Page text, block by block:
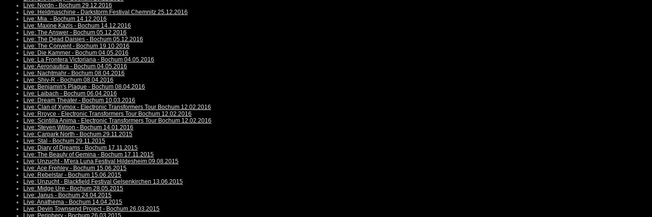
Live: Nordn - Bochum 29.12.2016
Live: Heldmaschine - Darkstorm Festival Chemnitz 25.12.2016
Live: Mia. - Bochum 14.12.2016
Live: Maxine Kazis - Bochum 14.12.2016
Live: The Answer - Bochum 05.12.2016
Live: The Dead Daisies - Bochum 05.12.2016
Live: The Convent - Bochum 19.10.2016
Live: Die Kammer - Bochum 04.05.2016
Live: La Frontera Victoriana - Bochum 04.05.2016
Live: Aeronautica - Bochum 04.05.2016
Live: Nachtmahr - Bochum 08.04.2016
Live: Shiv-R - Bochum 08.04.2016
Live: Benjamin's Plague - Bochum 08.04.2016
Live: Laibach - Bochum 06.04.2016
Live: Dream Theater - Bochum 10.03.2016
Live: Clan of Xymox - Electronic Transformers Tour Bochum 12.02.2016
Live: Rroyce - Electronic Transformers Tour Bochum 12.02.2016
Live: Scintilla Anima - Electronic Transformers Tour Bochum 12.02.2016
Live: Steven Wilson - Bochum 14.01.2016
Live: Carpark North - Bochum 29.11.2015
Live: Stal - Bochum 29.11.2015
Live: Diary of Dreams - Bochum 17.11.2015
Live: The Beauty of Gemina - Bochum 17.11.2015
Live: Unzucht - M'era Luna Festival Hildesheim 09.08.2015
Live: Ace Frehley - Bochum 15.06.2015
Live: Rebelstar - Bochum 15.06.2015
Live: Unzucht - Blackfield Festival Gelsenkirchen 13.06.2015
Live: Midge Ure - Bochum 28.05.2015
Live: Janus - Bochum 24.04.2015
Live: Anathema - Bochum 14.04.2015
Live: Devin Townsend Project - Bochum 26.03.2015